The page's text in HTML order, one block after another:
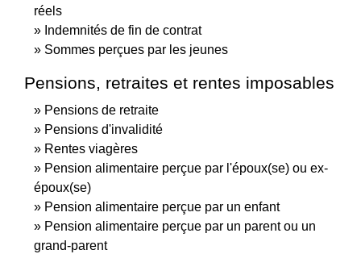
réels
Indemnités de fin de contrat
Sommes perçues par les jeunes
Pensions, retraites et rentes imposables
Pensions de retraite
Pensions d'invalidité
Rentes viagères
Pension alimentaire perçue par l'époux(se) ou ex-
époux(se)
Pension alimentaire perçue par un enfant
Pension alimentaire perçue par un parent ou un
grand-parent